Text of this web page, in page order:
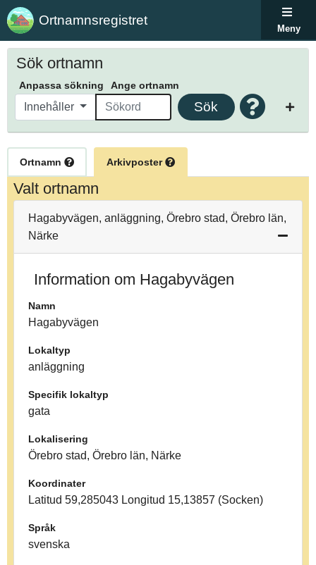
Ortnamnsregistret
Meny
Sök ortnamn
Anpassa sökning Ange ortnamn
Innehåller Sök
Ortnamn Arkivposter
Valt ortnamn
Hagabyvägen, anläggning, Örebro stad, Örebro län,
Närke
Information om Hagabyvägen
Namn
Hagabyvägen
Lokaltyp
anläggning
Specifik lokaltyp
gata
Lokalisering
Örebro stad, Örebro län, Närke
Koordinater
Latitud 59,285043 Longitud 15,13857 (Socken)
Språk
svenska